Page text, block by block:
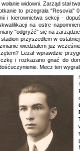
wołanie widowni. Zarząd stał
to przegrała "Resovia"
i kierownictwa sekcji -
na ostre
"odgryźć" się na
stadion przyszedłem w
wiedziałem już
Leżał wprawdzie
i rozkazano gnać do
Mecz ten